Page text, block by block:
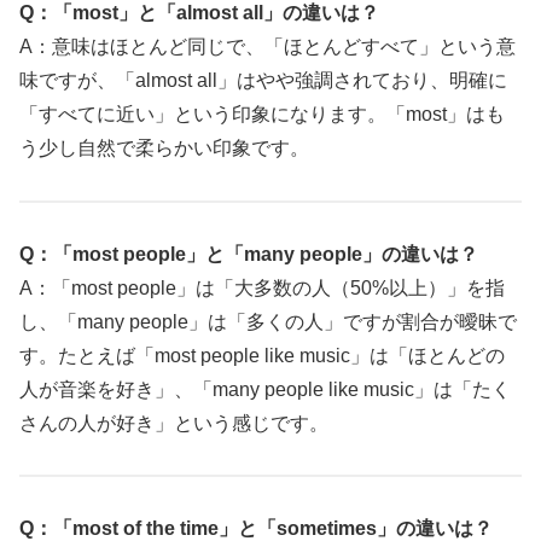
Q：「most」と「almost all」の違いは？
A：意味はほとんど同じで、「ほとんどすべて」という意
味ですが、「almost all」はやや強調されており、明確に
「すべてに近い」という印象になります。「most」はも
う少し自然で柔らかい印象です。
Q：「most people」と「many people」の違いは？
A：「most people」は「大多数の人（50%以上）」を指
し、「many people」は「多くの人」ですが割合が曖昧で
す。たとえば「most people like music」は「ほとんどの
人が音楽を好き」、「many people like music」は「たく
さんの人が好き」という感じです。
Q：「most of the time」と「sometimes」の違いは？